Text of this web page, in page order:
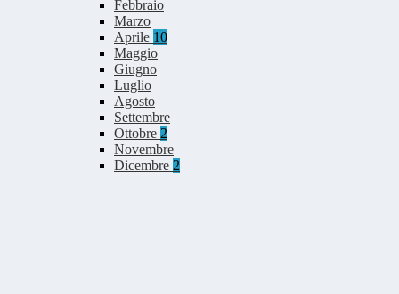
Febbraio
Marzo
Aprile 10
Maggio
Giugno
Luglio
Agosto
Settembre
Ottobre 2
Novembre
Dicembre 2